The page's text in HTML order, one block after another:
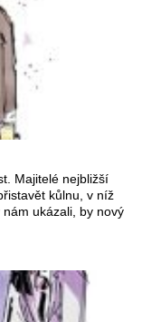
Majitelé nejbližší
kůlnu, v níž
ukázali, by nový